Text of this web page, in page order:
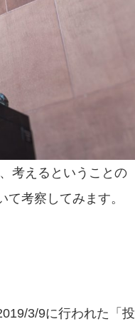
考えるということの
考察してみます。
3/9に行われた「投